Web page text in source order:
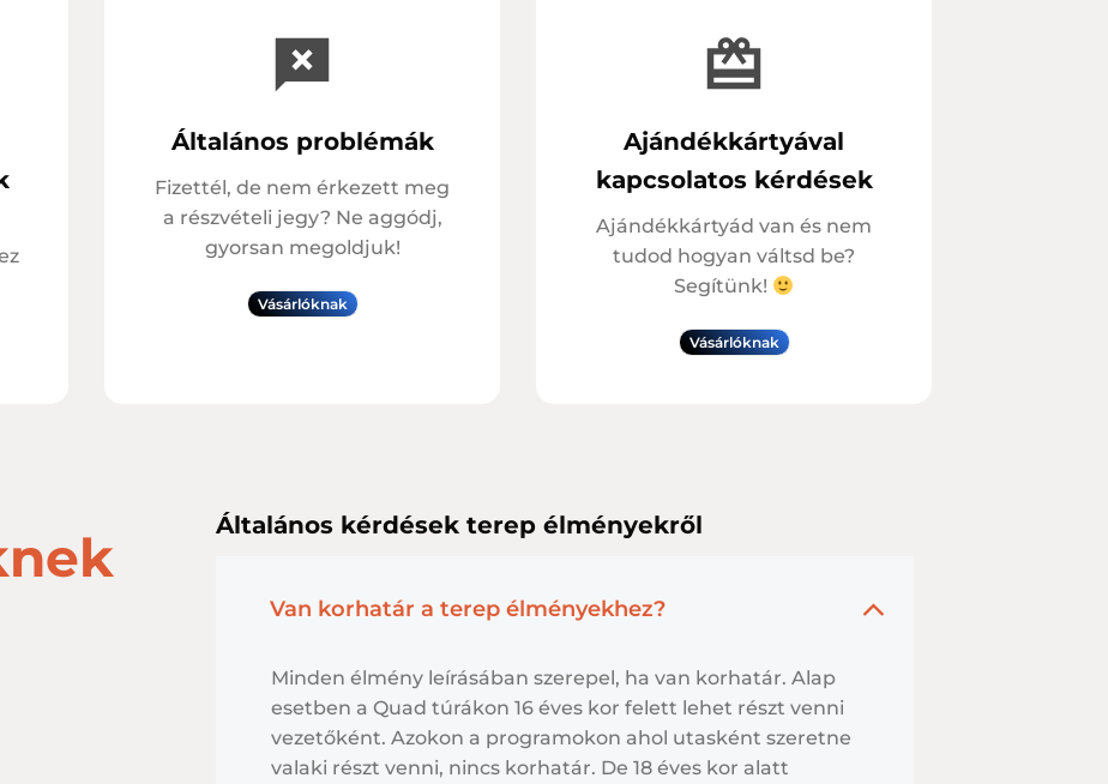
Általános problémák
Fizettél, de nem érkezett meg
a részvételi jegy? Ne aggódj,
gyorsan megoldjuk!
Vásárlóknak
Ajándékkártyával
kapcsolatos kérdések
Ajándékkártyád van és nem
tudod hogyan váltsd be?
Segítünk!
Vásárlóknak
Általános kérdések terep élményekről
Van korhatár a terep élményekhez?
Minden élmény leírásában szerepel, ha van korhatár. Alap
esetben a Quad túrákon 16 éves kor felett lehet részt venni
vezetőként. Azokon a programokon ahol utasként szeretne
valaki részt venni, nincs korhatár. De 18 éves kor alatt